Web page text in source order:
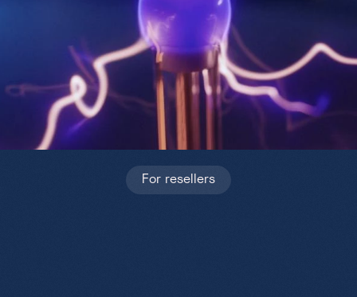
For resellers